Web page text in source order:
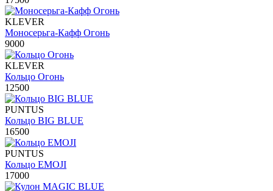
KLEVER
Моносерьга-Кафф Огонь
9000
KLEVER
Кольцо Огонь
12500
PUNTUS
Кольцо BIG BLUE
16500
PUNTUS
Кольцо EMOJI
17000